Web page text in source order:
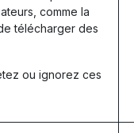
comme la
télécharger des
ou ignorez ces